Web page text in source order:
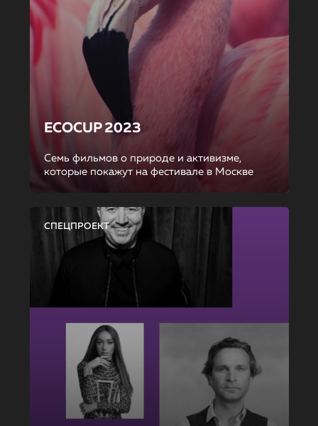
ECOCUP 2023
Семь фильмов о природе и активизме,
которые покажут на фестивале в Москве
СПЕЦПРОЕКТ